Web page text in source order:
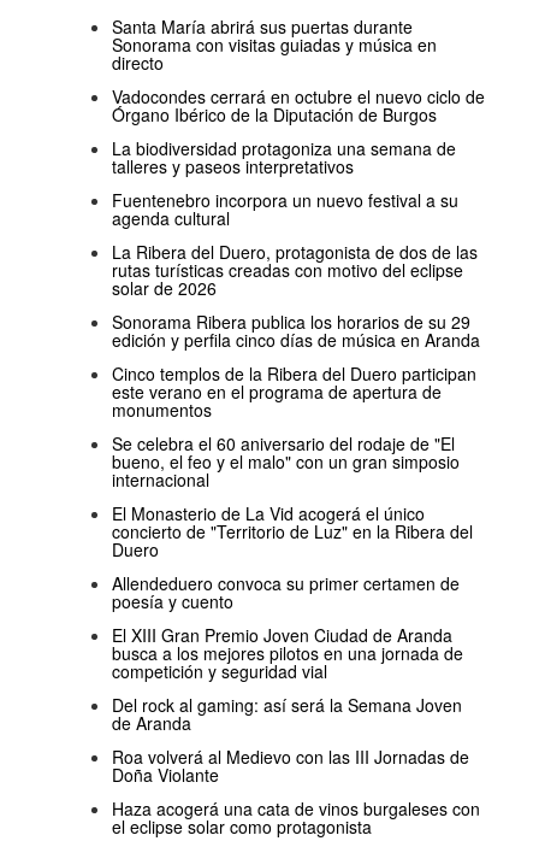
Santa María abrirá sus puertas durante
Sonorama con visitas guiadas y música en
directo
Vadocondes cerrará en octubre el nuevo ciclo de
Órgano Ibérico de la Diputación de Burgos
La biodiversidad protagoniza una semana de
talleres y paseos interpretativos
Fuentenebro incorpora un nuevo festival a su
agenda cultural
La Ribera del Duero, protagonista de dos de las
rutas turísticas creadas con motivo del eclipse
solar de 2026
Sonorama Ribera publica los horarios de su 29
edición y perfila cinco días de música en Aranda
Cinco templos de la Ribera del Duero participan
este verano en el programa de apertura de
monumentos
Se celebra el 60 aniversario del rodaje de "El
bueno, el feo y el malo" con un gran simposio
internacional
El Monasterio de La Vid acogerá el único
concierto de "Territorio de Luz" en la Ribera del
Duero
Allendeduero convoca su primer certamen de
poesía y cuento
El XIII Gran Premio Joven Ciudad de Aranda
busca a los mejores pilotos en una jornada de
competición y seguridad vial
Del rock al gaming: así será la Semana Joven
de Aranda
Roa volverá al Medievo con las III Jornadas de
Doña Violante
Haza acogerá una cata de vinos burgaleses con
el eclipse solar como protagonista